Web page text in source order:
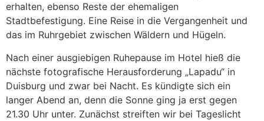
erhalten, ebenso Reste der ehemaligen
Stadtbefestigung. Eine Reise in die Vergangenheit und
das im Ruhrgebiet zwischen Wäldern und Hügeln.
Nach einer ausgiebigen Ruhepause im Hotel hieß die
nächste fotografische Herausforderung „Lapadu“ in
Duisburg und zwar bei Nacht. Es kündigte sich ein
langer Abend an, denn die Sonne ging ja erst gegen
21.30 Uhr unter. Zunächst streiften wir bei Tageslicht